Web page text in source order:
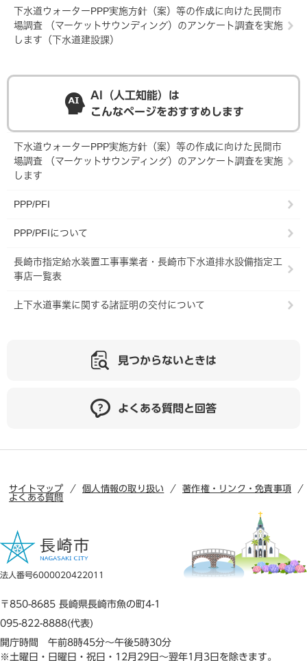
下水道ウォーターPPP実施方針（案）等の作成に向けた民間市
場調査 （マーケットサウンディング）のアンケート調査を実施
します（下水道建設課）
AI（人工知能）は
こんなページをおすすめします
下水道ウォーターPPP実施方針（案）等の作成に向けた民間市
場調査 （マーケットサウンディング）のアンケート調査を実施
します
PPP/PFI
PPP/PFIについて
長崎市指定給水装置工事事業者・長崎市下水道排水設備指定工
事店一覧表
上下水道事業に関する諸証明の交付について
見つからないときは
よくある質問と回答
サイトマップ 個人情報の取り扱い
著作権・リンク・免責事項
よくある質問
法人番号6000020422011
〒850-8685 長崎県長崎市魚の町4-1
095-822-8888(代表)
開庁時間 午前8時45分～午後5時30分
※土曜日・日曜日・祝日・12月29日～翌年1月3日を除きます。